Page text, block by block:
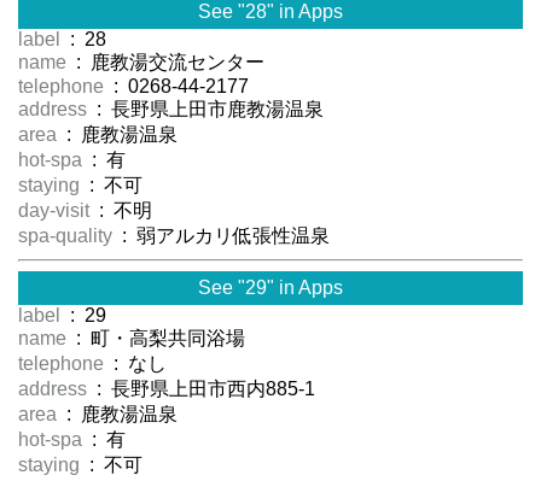
See "28" in Apps
label
: 28
name : 鹿教湯交流センター
telephone : 0268-44-2177
address : 長野県上田市鹿教湯温泉
area : 鹿教湯温泉
hot-spa : 有
staying : 不可
day-visit : 不明
spa-quality : 弱アルカリ低張性温泉
See "29" in Apps
label
: 29
name : 町・高梨共同浴場
telephone : なし
address : 長野県上田市西内885-1
area : 鹿教湯温泉
hot-spa : 有
staying : 不可